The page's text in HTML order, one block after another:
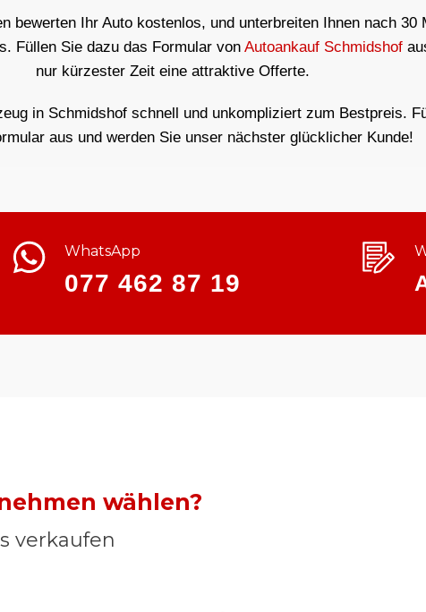
bewerten Ihr Auto kostenlos, und unterbreiten Ihnen nach 30
Füllen Sie dazu das Formular von Autoankauf Schmidshof
nur kürzester Zeit eine attraktive Offerte.
in Schmidshof schnell und unkompliziert zum Bestpreis.
aus und werden Sie unser nächster glücklicher Kunde!
WhatsApp
077 462 87 19
wählen?
verkaufen